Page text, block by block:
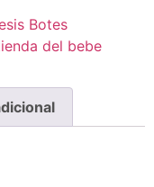
Botes
del bebe